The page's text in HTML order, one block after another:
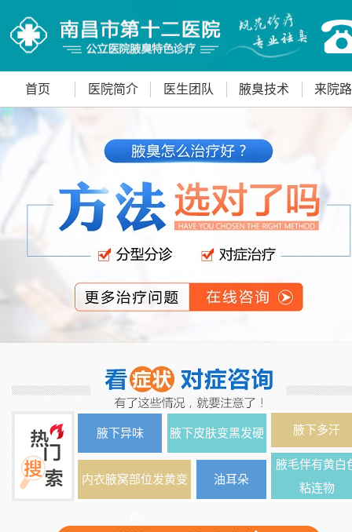
首页 医院简介 医生团队 腋臭技术 来院
腋下异味 腋下皮肤变黑发硬 腋下多汗
内衣腋窝部位发黄变 油耳朵
腋毛伴有黄白
粘连物